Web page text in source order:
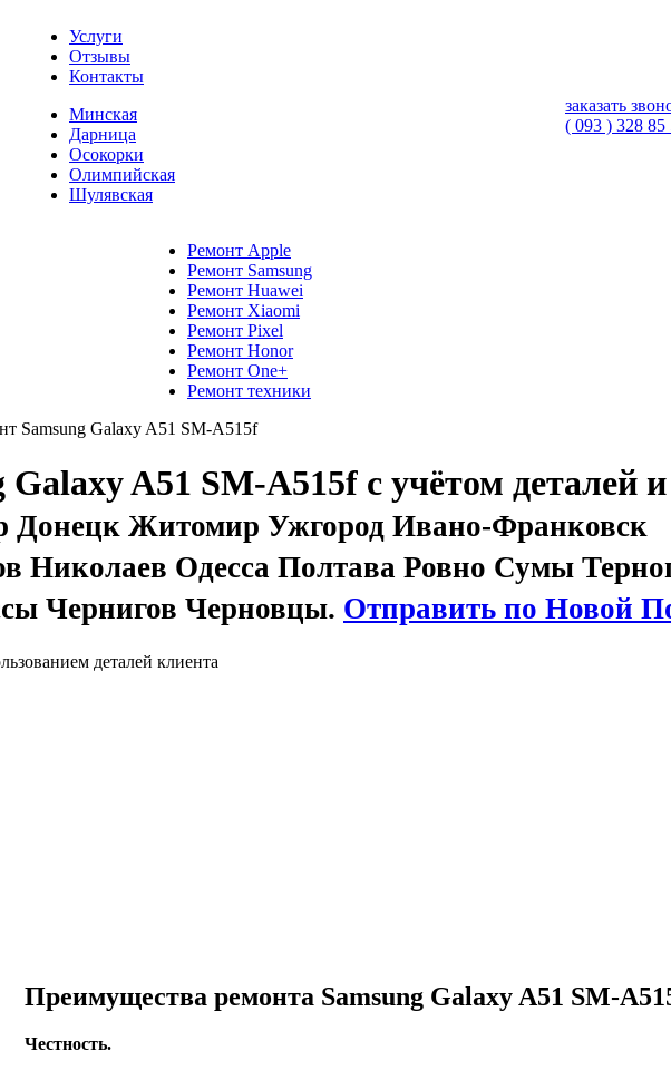
Услуги
Отзывы
Контакты
Минская
Дарница
Осокорки
Олимпийская
Шулявская
заказать
( 093 ) 328 85
Ремонт Apple
Ремонт Samsung
Ремонт Huawei
Ремонт Xiaomi
Ремонт Pixel
Ремонт Honor
Ремонт One+
Ремонт техники
Samsung Galaxy A51 SM-A515f
A51 SM-A515f с учётом деталей
Донецк Житомир Ужгород Ивано-Франковск
Николаев Одесса Полтава Ровно Сумы
Чернигов Черновцы. Отправить по Новой
деталей клиента
Преимущества ремонта Samsung Galaxy A51 SM-
Честность.